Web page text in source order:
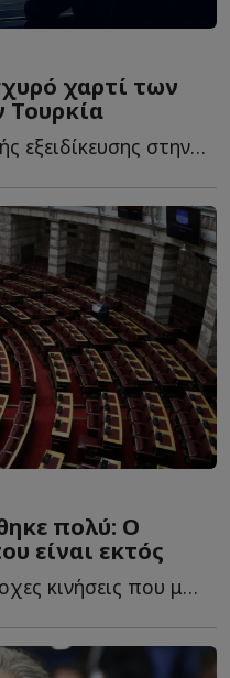
χαρτί των
Τουρκία
Η αναγνώριση της ελληνικής εξειδίκευσης στην Τουρκία δ...
πολύ: Ο
είναι εκτός
Είναι μια από τις πιο άστοχες κινήσεις που μπορούσε ν...